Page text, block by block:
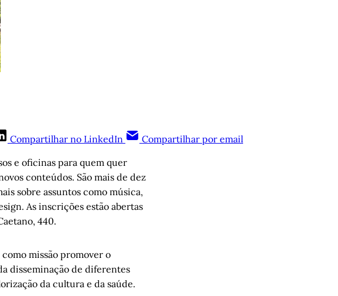
Compartilhar no LinkedIn Compartilhar por email
e oficinas para quem quer
conteúdos. São mais de dez
sobre assuntos como música,
As inscrições estão abertas
440.
missão promover o
disseminação de diferentes
da cultura e da saúde.